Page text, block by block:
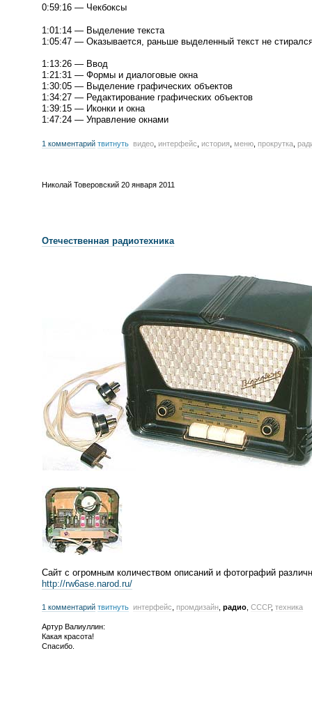
0:59:16 — Чекбоксы
1:01:14 — Выделение текста
1:05:47 — Оказывается, раньше выделенный текст не
1:13:26 — Ввод
1:21:31 — Формы и диалоговые окна
1:30:05 — Выделение графических объектов
1:34:27 — Редактирование графических объектов
1:39:15 — Иконки и окна
1:47:24 — Управление окнами
1 комментарий твитнуть видео интерфейс история меню прокрутка
Николай Товеровский 20 января 2011
Отечественная радиотехника
Сайт с огромным количеством описаний и фотографий
http://rw6ase.narod.ru/
1 комментарий твитнуть интерфейс промдизайн радио СССР, техника
Артур Валиуллин:
Какая красота!
Спасибо.